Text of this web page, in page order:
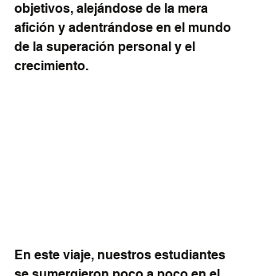
objetivos, alejándose de la mera
afición y adentrándose en el mundo
de la superación personal y el
crecimiento.
En este viaje, nuestros estudiantes